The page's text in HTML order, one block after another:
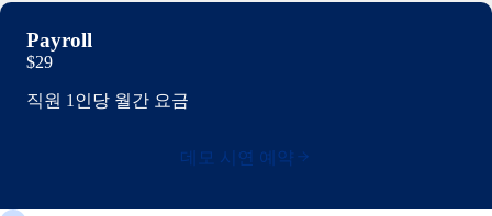
Payroll
$29
직원 1인당 월간 요금
데모 시연 예약